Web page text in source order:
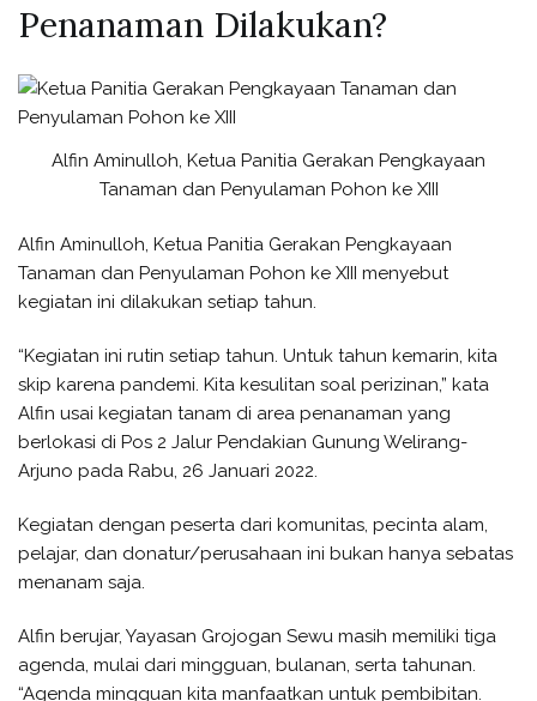
Penanaman Dilakukan?
Alfin Aminulloh, Ketua Panitia Gerakan Pengkayaan
Tanaman dan Penyulaman Pohon ke XIII
Alfin Aminulloh, Ketua Panitia Gerakan Pengkayaan
Tanaman dan Penyulaman Pohon ke XIII menyebut
kegiatan ini dilakukan setiap tahun.
“Kegiatan ini rutin setiap tahun. Untuk tahun kemarin, kita
skip karena pandemi. Kita kesulitan soal perizinan,” kata
Alfin usai kegiatan tanam di area penanaman yang
berlokasi di Pos 2 Jalur Pendakian Gunung Welirang-
Arjuno pada Rabu, 26 Januari 2022.
Kegiatan dengan peserta dari komunitas, pecinta alam,
pelajar, dan donatur/perusahaan ini bukan hanya sebatas
menanam saja.
Alfin berujar, Yayasan Grojogan Sewu masih memiliki tiga
agenda, mulai dari mingguan, bulanan, serta tahunan.
“Agenda mingguan kita manfaatkan untuk pembibitan.